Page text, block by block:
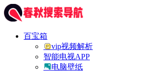
百宝箱
vip视频解析
智能电视APP
电脑壁纸